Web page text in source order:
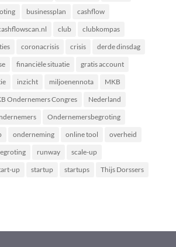
businessplan
cashflow
club
clubkompas
coronacrisis crisis
derde dinsdag
financiële situatie
gratis account
inzicht miljoenennota
MKB
Ondernemers Congres
Nederland
Ondernemersbegroting
onderneming online tool
overheid
runway
scale-up
up startup startups
Thijs Dorssers